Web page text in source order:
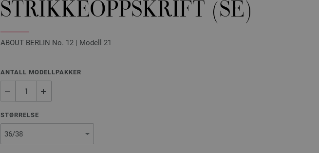
STRIKKEOPPSKRIFT (SE)
ABOUT BERLIN No. 12 | Modell 21
ANTALL MODELLPAKKER
STØRRELSE